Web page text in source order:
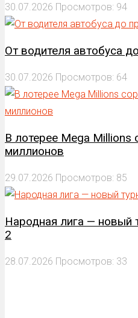
30.07.2026 Просмотров: 94
От водителя автобуса
30.07.2026 Просмотров: 64
В лотерее Mega
миллионов
29.07.2026 Просмотров: 85
Народная лига — новый
2
28.07.2026 Просмотров: 33